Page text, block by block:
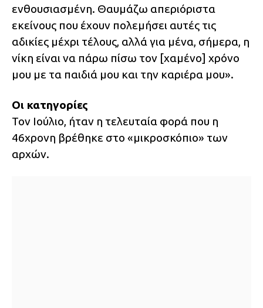
ενθουσιασμένη. Θαυμάζω απεριόριστα
εκείνους που έχουν πολεμήσει αυτές τις
αδικίες μέχρι τέλους, αλλά για μένα, σήμερα, η
νίκη είναι να πάρω πίσω τον [χαμένο] χρόνο
μου με τα παιδιά μου και την καριέρα μου».
Οι κατηγορίες
Τον Ιούλιο, ήταν η τελευταία φορά που η
46χρονη βρέθηκε στο «μικροσκόπιο» των
αρχών.